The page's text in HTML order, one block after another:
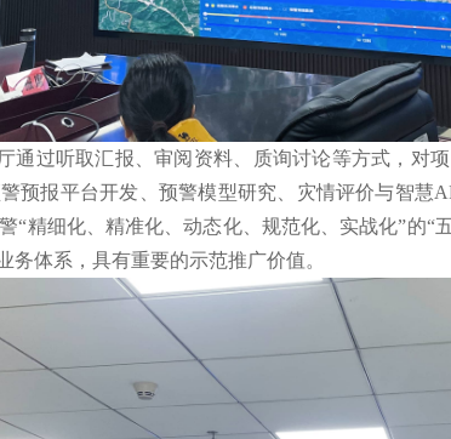
通过听取汇报、审阅资料、质询讨论等方式，对
预报平台开发、预警模型研究、灾情评价与智慧
“精细化、精准化、动态化、规范化、实战化”的“
务体系，具有重要的示范推广价值。